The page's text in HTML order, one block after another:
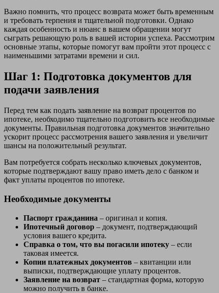
Важно помнить, что процесс возврата может быть временным
и требовать терпения и тщательной подготовки. Однако
каждая особенность и нюанс в вашем обращении могут
сыграть решающую роль в вашей истории успеха. Рассмотрим
основные этапы, которые помогут вам пройти этот процесс с
наименьшими затратами времени и сил.
Шаг 1: Подготовка документов для
подачи заявления
Перед тем как подать заявление на возврат процентов по
ипотеке, необходимо тщательно подготовить все необходимые
документы. Правильная подготовка документов значительно
ускорит процесс рассмотрения вашего заявления и увеличит
шансы на положительный результат.
Вам потребуется собрать несколько ключевых документов,
которые подтверждают вашу право иметь дело с банком и
факт уплаты процентов по ипотеке.
Необходимые документы
Паспорт гражданина – оригинал и копия.
Ипотечный договор – документ, подтверждающий
условия вашего кредита.
Справка о том, что вы погасили ипотеку – если
таковая имеется.
Копии платежных документов – квитанции или
выписки, подтверждающие уплату процентов.
Заявление на возврат – стандартная форма, которую
можно получить в банке.